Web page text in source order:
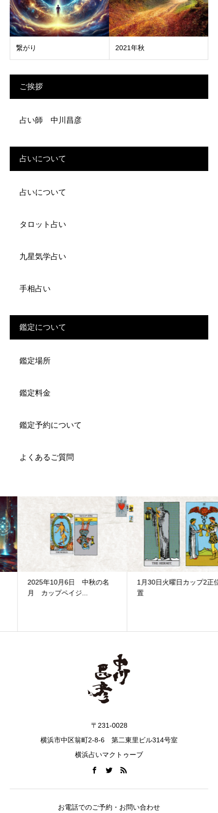
繋がり 2021年秋
ご挨拶
占い師 中川昌彦
占いについて
占いについて
タロット占い
九星気学占い
手相占い
鑑定について
鑑定場所
鑑定料金
鑑定予約について
よくあるご質問
2025年10月6日 中秋の名
月 カップペイジ...
1月30日火曜日カップ2正位
〒231-0028
横浜市中区翁町2-8-6 第二東里ビル314号室
横浜占いマクトゥーブ
お電話でのご予約・お問い合わせ